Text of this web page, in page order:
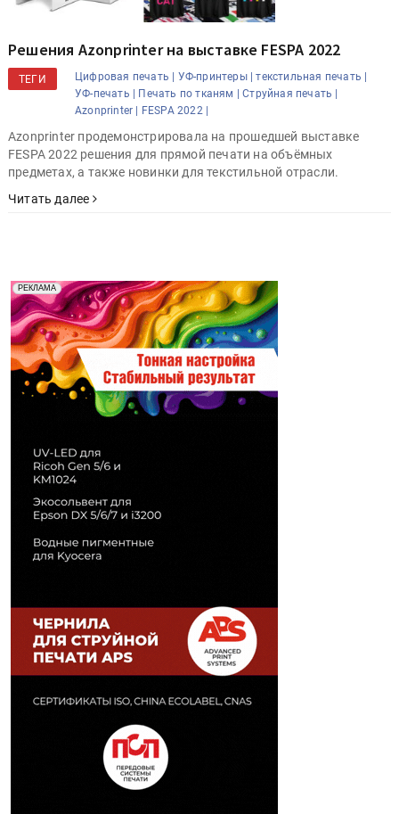
Решения Azonprinter на выставке FESPA 2022
ТЕГИ Цифровая печать | УФ-принтеры | текстильная печать |
УФ-печать | Печать по тканям | Струйная печать |
Azonprinter | FESPA 2022 |
Azonprinter продемонстрировала на прошедшей выставке
FESPA 2022 решения для прямой печати на объёмных
предметах, а также новинки для текстильной отрасли.
Читать далее
РЕКЛАМА
Реклама. Рекламодатель ООО "Передовые Системы
Печати" erid: 2SDnjd2d4Qz